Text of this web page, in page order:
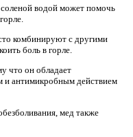
водой может помочь
комбинируют с другими
боль в горле.
что он обладает
и антимикробным действием
мед также